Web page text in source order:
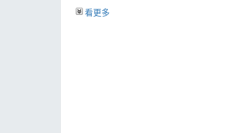
貓咪是頭過身就過
看更多